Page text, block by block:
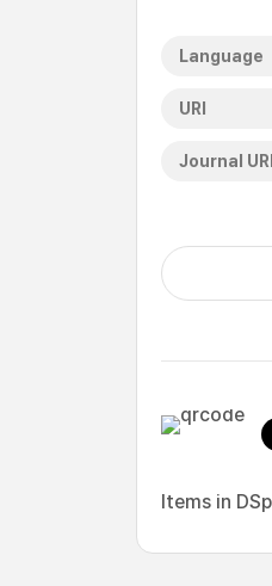
Language
URI
Journal
Items in